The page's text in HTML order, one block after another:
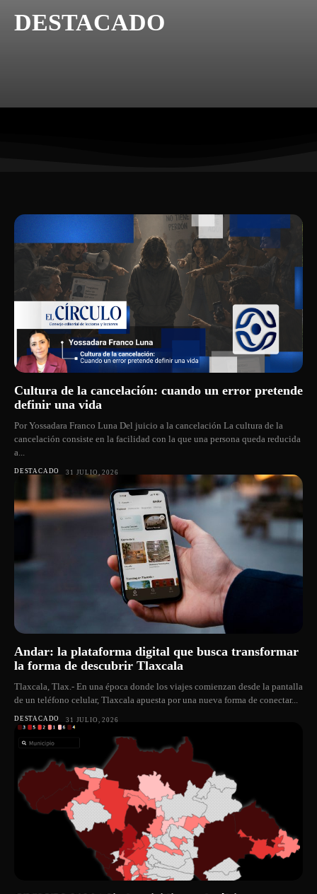
DESTACADO
Cultura de la cancelación: cuando un error pretende
definir una vida
Por Yossadara Franco Luna Del juicio a la cancelación La cultura de la
cancelación consiste en la facilidad con la que una persona queda reducida
a...
DESTACADO 31 JULIO, 2026
Andar: la plataforma digital que busca transformar
la forma de descubrir Tlaxcala
Tlaxcala, Tlax.- En una época donde los viajes comienzan desde la pantalla
de un teléfono celular, Tlaxcala apuesta por una nueva forma de conectar...
DESTACADO 31 JULIO, 2026